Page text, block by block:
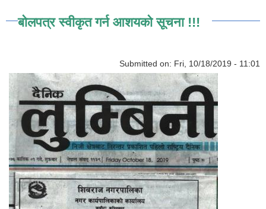
बाेलपत्र स्वीकृत गर्न आशयको सूचना !!!
Submitted on: Fri, 10/18/2019 - 11:01